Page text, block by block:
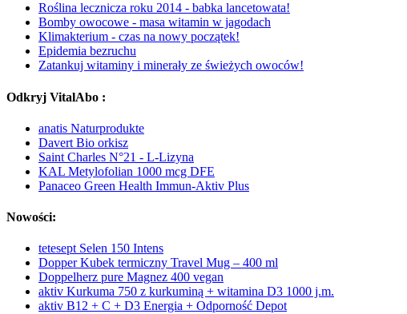
Roślina lecznicza roku 2014 - babka lancetowata!
Bomby owocowe - masa witamin w jagodach
Klimakterium - czas na nowy początek!
Epidemia bezruchu
Zatankuj witaminy i minerały ze świeżych owoców!
Odkryj VitalAbo :
anatis Naturprodukte
Davert Bio orkisz
Saint Charles N°21 - L-Lizyna
KAL Metylofolian 1000 mcg DFE
Panaceo Green Health Immun-Aktiv Plus
Nowości:
tetesept Selen 150 Intens
Dopper Kubek termiczny Travel Mug – 400 ml
Doppelherz pure Magnez 400 vegan
aktiv Kurkuma 750 z kurkuminą + witamina D3 1000 j.m.
aktiv B12 + C + D3 Energia + Odporność Depot